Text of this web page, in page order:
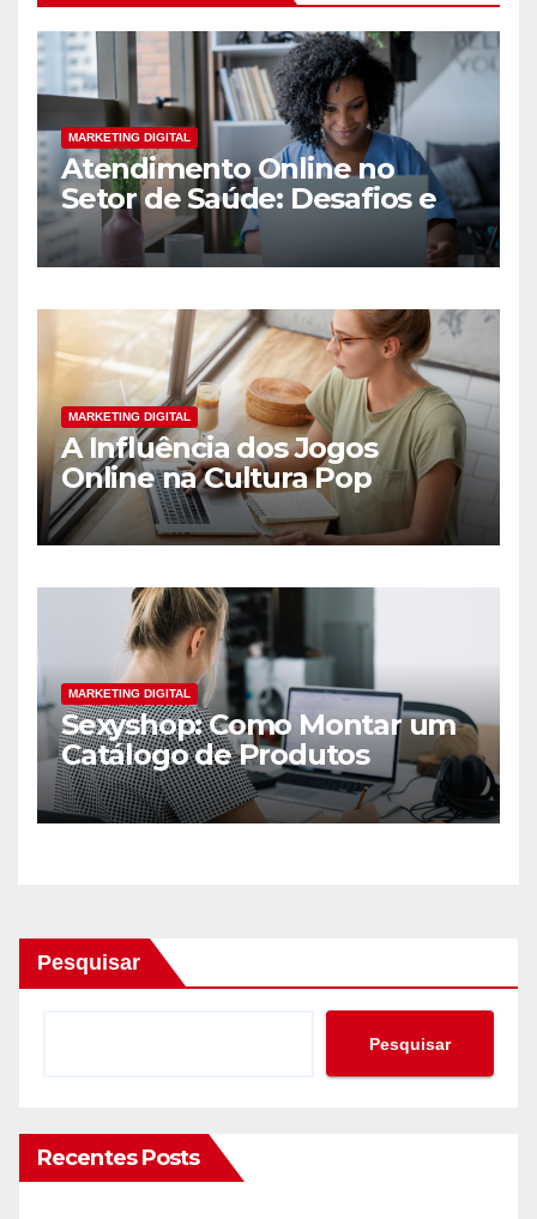
MARKETING DIGITAL
Atendimento Online no
Setor de Saúde: Desafios e
Oportunidades
MARKETING DIGITAL
A Influência dos Jogos
Online na Cultura Pop
MARKETING DIGITAL
Sexyshop: Como Montar um
Catálogo de Produtos
Irresistíveis
Pesquisar
Pesquisar
Recentes Posts